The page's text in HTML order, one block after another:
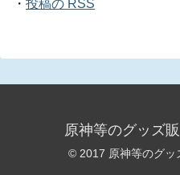
・ 投稿の RSS
原神等のグッズ
© 2017 原神等のグッ